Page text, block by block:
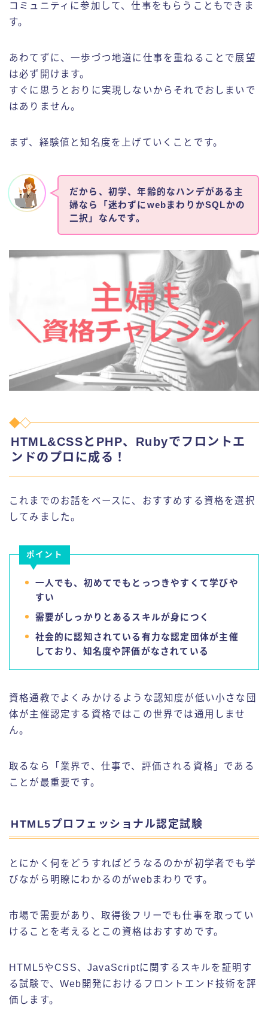
コミュニティに参加して、仕事をもらうこともできま
す。
あわてずに、一歩づつ地道に仕事を重ねることで展望
は必ず開けます。
すぐに思うとおりに実現しないからそれでおしまいで
はありません。
まず、経験値と知名度を上げていくことです。
だから、初学、年齢的なハンデがある主
婦なら「迷わずにwebまわりかSQLかの
二択」なんです。
HTML&CSSとPHP、Rubyでフロントエ
ンドのプロに成る！
これまでのお話をベースに、おすすめする資格を選択
してみました。
ポイント
一人でも、初めてでもとっつきやすくて学びや
すい
需要がしっかりとあるスキルが身につく
社会的に認知されている有力な認定団体が主催
しており、知名度や評価がなされている
資格通教でよくみかけるような認知度が低い小さな団
体が主催認定する資格ではこの世界では通用しませ
ん。
取るなら「業界で、仕事で、評価される資格」である
ことが最重要です。
HTML5プロフェッショナル認定試験
とにかく何をどうすればどうなるのかが初学者でも学
びながら明瞭にわかるのがwebまわりです。
市場で需要があり、取得後フリーでも仕事を取ってい
けることを考えるとこの資格はおすすめです。
HTML5やCSS、JavaScriptに関するスキルを証明す
る試験で、Web開発におけるフロントエンド技術を評
価します。